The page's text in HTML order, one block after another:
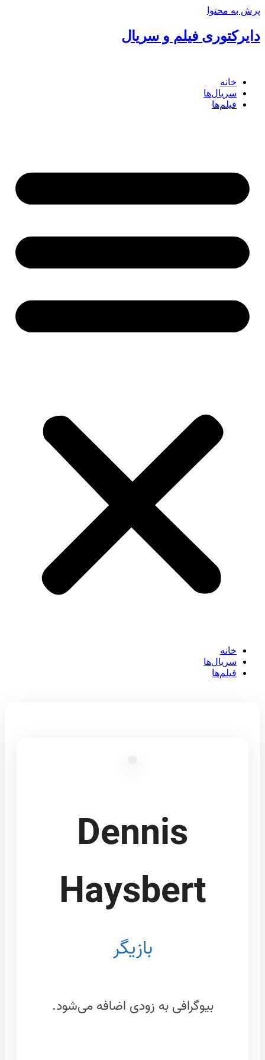
پرش به محتوا
دایرکتوری فیلم و سریال
خانه
سریال‌ها
فیلم‌ها
خانه
سریال‌ها
فیلم‌ها
Dennis
Haysbert
بازیگر
بیوگرافی به زودی اضافه می‌شود.